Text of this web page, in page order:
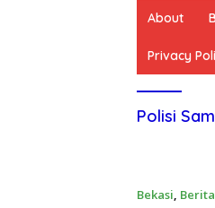
About
Privacy
Polisi
Bekasi, Berita